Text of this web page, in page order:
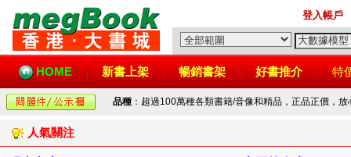
登入帳戶
HOME 新書上架 暢銷書架 好書推介 特
品種 ：超過100萬種各類書籍/音像和精品，正品正價，
人氣關注